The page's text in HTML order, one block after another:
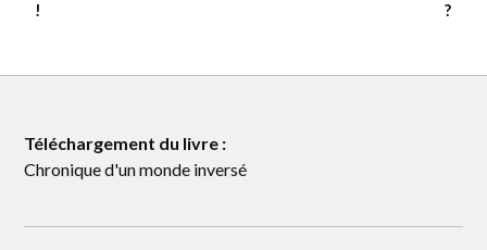
!
?
Téléchargement du livre :
Chronique d'un monde inversé